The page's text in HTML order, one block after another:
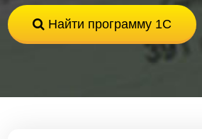
Найти программу 1С